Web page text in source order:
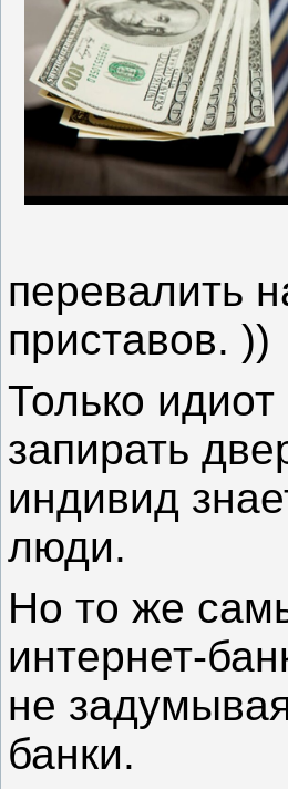
перевалить
приставов. ))
Только
запирать
индивид
люди.
Но то же
интернет-
не
банки.